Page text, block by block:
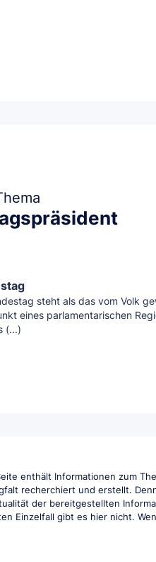
steht als das vom Volk
eines parlamentarischen
(...)
enthält Informationen zum
recherchiert und erstellt.
der bereitgestellten
Einzelfall gibt es hier nicht.